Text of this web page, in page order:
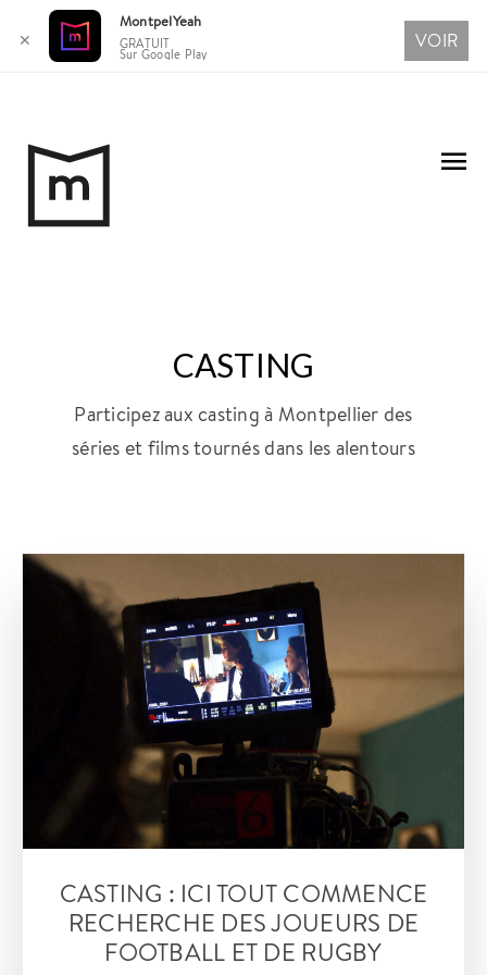
contenu
CASTING
Participez aux casting à Montpellier des
séries et films tournés dans les alentours
CASTING : ICI TOUT COMMENCE
RECHERCHE DES JOUEURS DE
FOOTBALL ET DE RUGBY
✕
MontpelYeah
GRATUIT
Sur Google Play
VOIR